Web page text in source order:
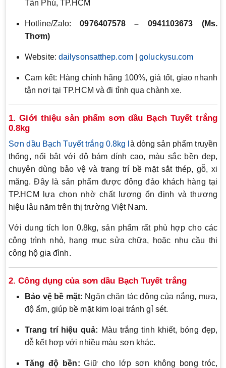
Tân Phú, TP.HCM
Hotline/Zalo:0976407578 – 0941103673 (Ms.
Thơm)
Website: dailysonsatthep.com|goluckysu.com
Cam kết: Hàng chính hãng 100%, giá tốt, giao nhanh
tận nơi tại TP.HCM và đi tỉnh qua chành xe.
1. Giới thiệu sản phẩm sơn dầu Bạch Tuyết trắng
0.8kg
Sơn dầu Bạch Tuyết trắng 0.8kg l à dòng sản phẩm truyền
thống, nổi bật với độ bám dính cao, màu sắc bền đẹp,
chuyên dùng bảo vệ và trang trí bề mặt sắt thép, gỗ, xi
măng. Đây là sản phẩm được đông đảo khách hàng tại
TP.HCM lựa chọn nhờ chất lượng ổn định và thương
hiệu lâu năm trên thị trường Việt Nam.
Với dung tích lon 0.8kg, sản phẩm rất phù hợp cho các
công trình nhỏ, hạng mục sửa chữa, hoặc nhu cầu thi
công hộ gia đình.
2. Công dụng của sơn dầu Bạch Tuyết trắng
Bảo vệ bề mặt: Ngăn chặn tác động của nắng, mưa,
độ ẩm, giúp bề mặt kim loại tránh gỉ sét.
Trang trí hiệu quả: Màu trắng tinh khiết, bóng đẹp,
dễ kết hợp với nhiều màu sơn khác.
Tăng độ bền: Giữ cho lớp sơn không bong tróc,